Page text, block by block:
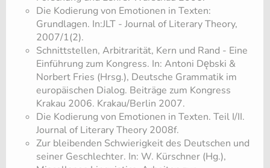
Die Kodierung von Emotionen in Texten:
Grundlagen. In:JLT - Journal of Literary Theory,
2007/1(2).
Schnittstellen, Arbitrarität, Kern und Rand - Eine
Einführung zum Kongress. In: Antoni Dębski &
Norbert Fries (Hrsg.), Deutsche Grammatik im
europäischen Dialog. Beiträge zum Kongress
Krakau 2006. Krakau/Berlin 2007.
Die Kodierung von Emotionen in Texten. Teil I/II.
Journal of Literary Theory 2008f.
Zur bleibenden Schwierigkeit des Deutschen und
seiner Geschlechter. In: W. Kürschner (Hg.),